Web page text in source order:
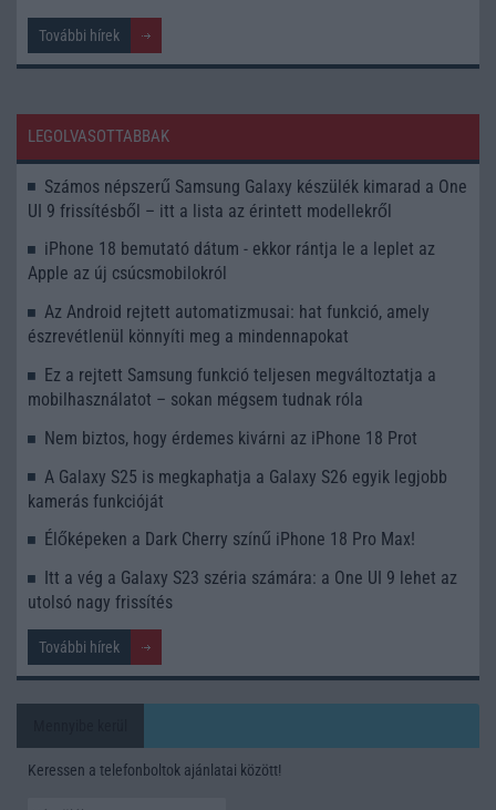
További hírek
LEGOLVASOTTABBAK
Számos népszerű Samsung Galaxy készülék kimarad a One
UI 9 frissítésből – itt a lista az érintett modellekről
iPhone 18 bemutató dátum - ekkor rántja le a leplet az
Apple az új csúcsmobilokról
Az Android rejtett automatizmusai: hat funkció, amely
észrevétlenül könnyíti meg a mindennapokat
Ez a rejtett Samsung funkció teljesen megváltoztatja a
mobilhasználatot – sokan mégsem tudnak róla
Nem biztos, hogy érdemes kivárni az iPhone 18 Prot
A Galaxy S25 is megkaphatja a Galaxy S26 egyik legjobb
kamerás funkcióját
Élőképeken a Dark Cherry színű iPhone 18 Pro Max!
Itt a vég a Galaxy S23 széria számára: a One UI 9 lehet az
utolsó nagy frissítés
További hírek
Keressen a telefonboltok ajánlatai között!